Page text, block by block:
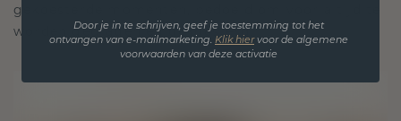
gekoesterde momenten, bedoeld om voor altijd te
worden gedragen en gekoesterd.
Door je in te schrijven, geef je toestemming tot het
ontvangen van e-mailmarketing. Klik hiervoor de algemene
voorwaarden van deze activatie